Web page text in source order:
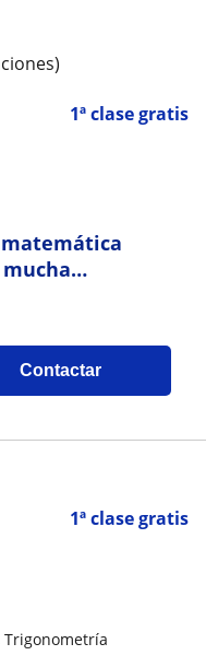
1ª clase gratis
Contactar
1ª clase gratis
Trigonometría